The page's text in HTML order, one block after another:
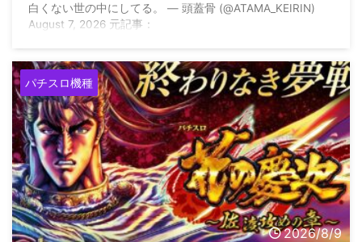
白くない世の中にしてる。 — 頭蓋骨 (@ATAMA_KEIRIN)
August 7, 2026 元記事：
パチスロ機種
2026/8/9